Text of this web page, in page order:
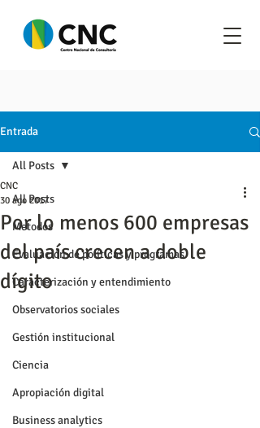
Entrada
All Posts
Metodos
Evaluación de políticas y programas
Caracterización y entendimiento
Observatorios sociales
Gestión institucional
Ciencia
Apropiación digital
Business analytics
All Posts
Por lo menos 600 empresas
del país crecen a doble
dígito
CNC
30 ago 2017